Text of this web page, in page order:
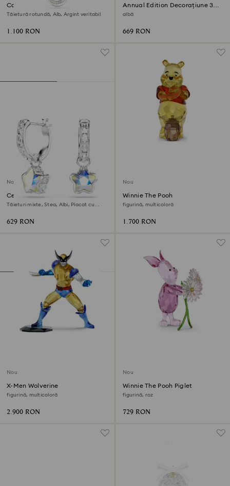
Colier Swarovski Classica
Tăietură rotundă, Alb, Argint veritabil
1.100 RON
Annual Edition Decorațiune 3D
2026
albă
669 RON
Nou
Cercei cu drop Chroma
Tăieturi mixte, Stea, Albi, Placat cu
629 RON
Nou
Winnie The Pooh
figurină, multicoloră
1.700 RON
Nou
X-Men Wolverine
figurină, multicoloră
2.900 RON
Nou
Winnie The Pooh Piglet
figurină, roz
729 RON